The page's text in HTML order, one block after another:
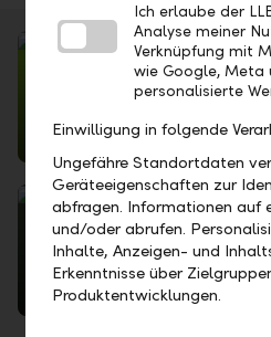
Individuelle Bankbeziehung
Finanzieren
Ich erlaube der
Analyse meiner
Verknüpfung mit
wie Google, Meta
personalisierte
Einwilligung in folgende
Ungefähre Standortdaten
Geräteeigenschaften zur
abfragen. Informationen auf
und/oder abrufen.
Inhalte, Anzeigen- und
Erkenntnisse über
Produktentwicklungen.